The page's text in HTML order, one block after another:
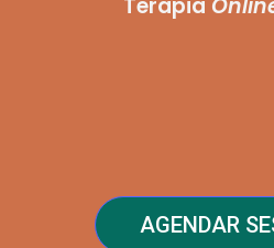
AGENDAR